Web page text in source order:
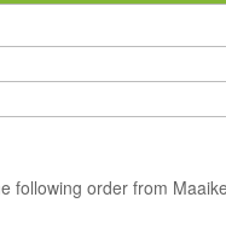
following order from